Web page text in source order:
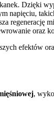
Dzięki
napięciu,
regenerację
oraz
efektów
,